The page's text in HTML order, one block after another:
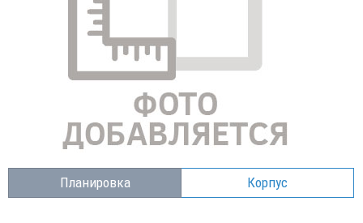
Планировка Корпус